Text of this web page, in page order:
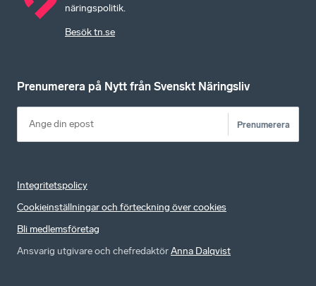
näringspolitik.
Besök tn.se
Prenumerera på Nytt från Svenskt Näringsliv
Prenumerera
Integritetspolicy
Cookieinställningar och förteckning över cookies
Bli medlemsföretag
Ansvarig utgivare och chefredaktörAnna Dalqvist